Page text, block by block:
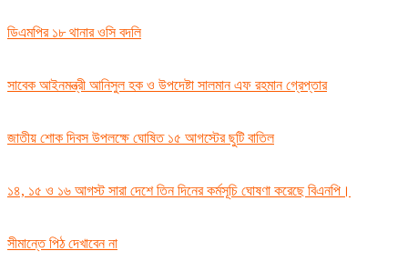
ডিএমপির ১৮ থানার ওসি বদলি
সাবেক আইনমন্ত্রী আনিসুল হক ও উপদেষ্টা সালমান এফ রহমান গ্রেপ্তার
জাতীয় শোক দিবস উপলক্ষে ঘোষিত ১৫ আগস্টের ছুটি বাতিল
১৪, ১৫ ও ১৬ আগস্ট সারা দেশে তিন দিনের কর্মসূচি ঘোষণা করেছে বিএনপি।
সীমান্তে পিঠ দেখাবেন না